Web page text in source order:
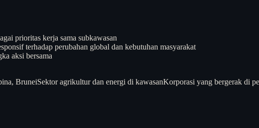
prioritas kerja sama subkawasan
terhadap perubahan global dan kebutuhan masyarakat
aksi bersama
BruneiSektor agrikultur dan energi di kawasanKorporasi yang bergerak di